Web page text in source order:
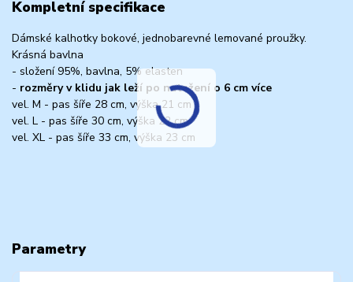
Kompletní specifikace
Dámské kalhotky bokové, jednobarevné lemované proužky.
Krásná bavlna
- složení 95%, bavlna, 5% elasten
- rozměry v klidu jak leží po natažení o 6 cm více
vel. M - pas šíře 28 cm, výška 21 cm
vel. L - pas šíře 30 cm, výška 22 cm
vel. XL - pas šíře 33 cm, výška 23 cm
Parametry